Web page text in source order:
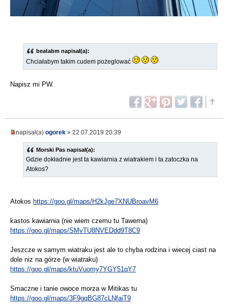
beatabm napisał(a):
Chciałabym takim cudem pożeglować
Napisz mi PW.
napisał(a) ogorek » 22.07.2019 20:39
Morski Pas napisał(a):
Gdzie dokładnie jest ta kawiarnia z wiatrakiem i ta zatoczka na
Atokos?
Atokos https://goo.gl/maps/H2kJge7XNUBroavM6
kastos kawiarnia (nie wiem czemu tu Tawerna)
https://goo.gl/maps/SMvTU8NVEDdd9T8C9
Jeszcze w samym wiatraku jest ale to chyba rodzina i wiecej ciast na
dole niz na górze (w wiatraku)
https://goo.gl/maps/ktuVuomy7YGY51qY7
Smaczne i tanie owoce morza w Mitikas tu
https://goo.gl/maps/3F9gqBG87cLNfaiT9